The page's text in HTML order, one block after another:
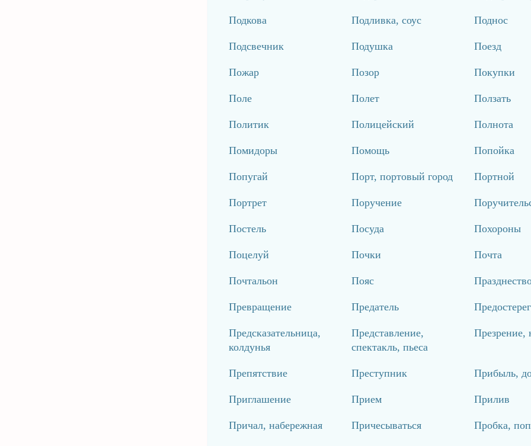
Подкова Подливка, соус Поднос
Подсвечник Подушка Поезд
Пожар Позор Покупки
Поле Полет Ползать
Политик Полицейский Полнота
Помидоры Помощь Попойка
Попугай Порт, портовый город Портной
Портрет Поручение
Постель Посуда Похороны
Поцелуй Почки Почта
Почтальон Пояс
Превращение Предатель
Предсказательница,
колдунья
Представление,
спектакль, пьеса
Презрение,
Препятствие Преступник Прибыль,
Приглашение Прием Прилив
Причал, набережная Причесываться Пробка,